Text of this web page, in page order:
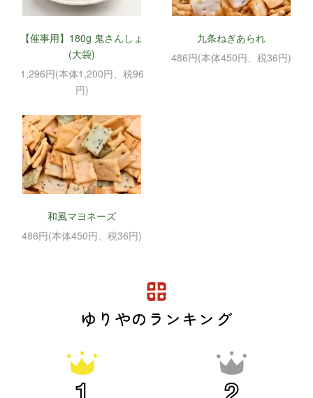
【催事用】180g 鬼さんしょ
(大袋)
1,296円(本体1,200円、税96
円)
九条ねぎあられ
486円(本体450円、税36円)
和風マヨネーズ
486円(本体450円、税36円)
ゆりやのランキング